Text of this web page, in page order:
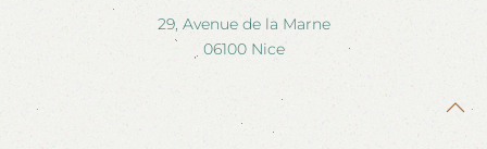
29, Avenue de la Marne
06100 Nice